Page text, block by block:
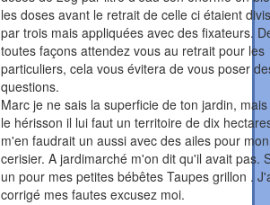
les doses avant le retrait de celle ci étaient
par trois mais appliquées avec des fixateurs.
toutes façons attendez vous au retrait pour les
particuliers, cela vous évitera de vous poser
questions.
Marc je ne sais la superficie de ton jardin,
le hérisson il lui faut un territoire de dix
m'en faudrait un aussi avec des ailes pour mon
cerisier. A jardimarché m'on dit qu'il avait pas.
un pour mes petites bébêtes Taupes grillon .
corrigé mes fautes excusez moi.